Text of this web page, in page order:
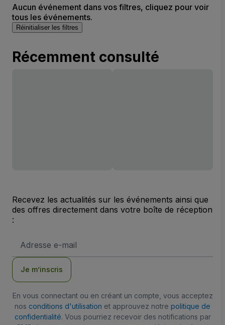
Aucun événement dans vos filtres, cliquez pour voir
tous les événements.
Réinitialiser les filtres
Récemment consulté
Recevez les actualités sur les événements ainsi que
des offres directement dans votre boîte de réception
:
e-
Je m’inscris
En vous connectant ou en créant un compte, vous acceptez
nos conditions d'utilisation et approuvez notre politique de
confidentialité. Vous pourriez recevoir des notifications par